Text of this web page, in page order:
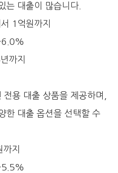
는 대출이 많습니다.
1억원까지
까지
용 대출 상품을 제공하며,
한 대출 옵션을 선택할 수
지